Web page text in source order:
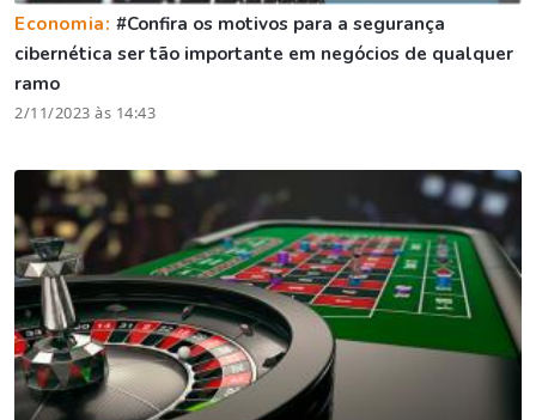
Economia:#Confira os motivos para a segurança
cibernética ser tão importante em negócios de qualquer
ramo
2/11/2023 às 14:43